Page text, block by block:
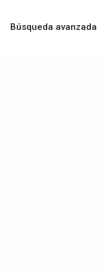
Búsqueda avanzada